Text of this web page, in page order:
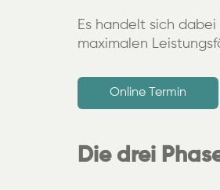
Es handelt sich
maximalen
Online Termin
Die drei